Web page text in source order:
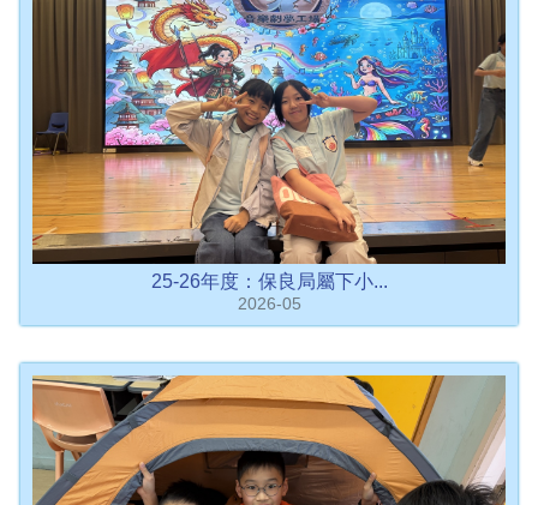
25-26年度：保良局屬下小...
2026-05